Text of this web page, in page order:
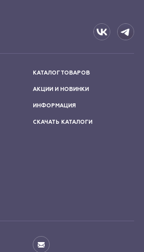
КАТАЛОГ ТОВАРОВ
АКЦИИ И НОВИНКИ
ИНФОРМАЦИЯ
СКАЧАТЬ КАТАЛОГИ